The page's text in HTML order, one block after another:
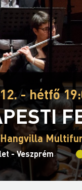
- hétfő
- Veszprém